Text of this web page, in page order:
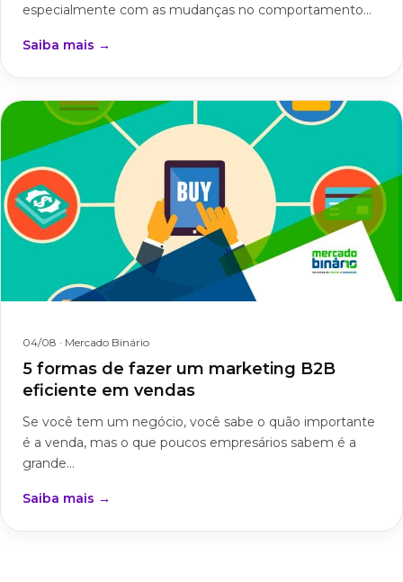
especialmente com as mudanças no comportamento...
Saiba mais →
04/08 · Mercado Binário
5 formas de fazer um marketing B2B
eficiente em vendas
Se você tem um negócio, você sabe o quão importante
é a venda, mas o que poucos empresários sabem é a
grande...
Saiba mais →